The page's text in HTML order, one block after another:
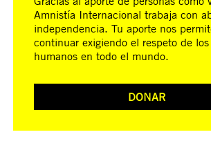
Amnistía Internacional trabaja con
independencia. Tu aporte nos
continuar exigiendo el respeto de
humanos en todo el mundo.
DONAR